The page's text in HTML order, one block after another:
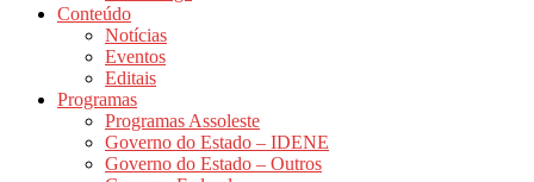
Conteúdo
Notícias
Eventos
Editais
Programas
Programas Assoleste
Governo do Estado – IDENE
Governo do Estado – Outros